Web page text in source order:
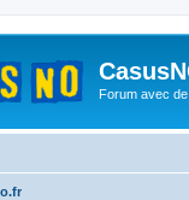
Forum avec